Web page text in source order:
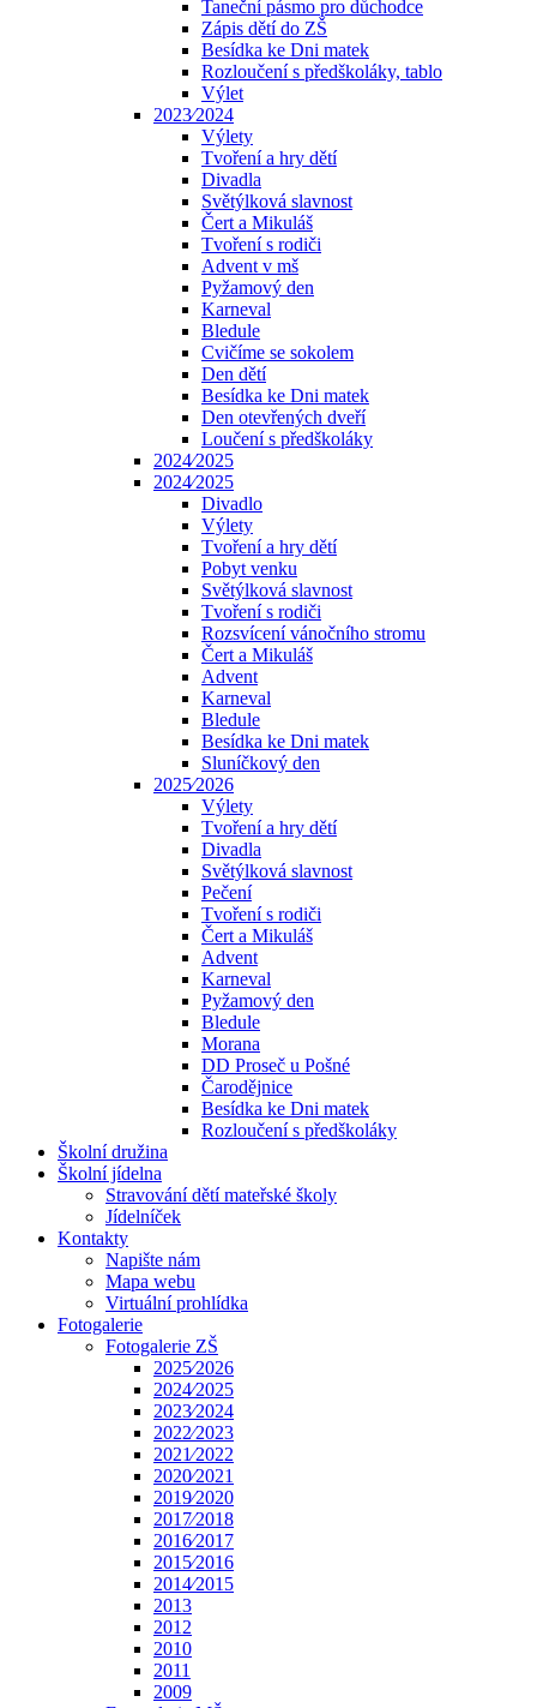
Taneční pásmo pro důchodce
Zápis dětí do ZŠ
Besídka ke Dni matek
Rozloučení s předškoláky, tablo
Výlet
2023⁄2024
Výlety
Tvoření a hry dětí
Divadla
Světýlková slavnost
Čert a Mikuláš
Tvoření s rodiči
Advent v mš
Pyžamový den
Karneval
Bledule
Cvičíme se sokolem
Den dětí
Besídka ke Dni matek
Den otevřených dveří
Loučení s předškoláky
2024⁄2025
2024⁄2025
Divadlo
Výlety
Tvoření a hry dětí
Pobyt venku
Světýlková slavnost
Tvoření s rodiči
Rozsvícení vánočního stromu
Čert a Mikuláš
Advent
Karneval
Bledule
Besídka ke Dni matek
Sluníčkový den
2025⁄2026
Výlety
Tvoření a hry dětí
Divadla
Světýlková slavnost
Pečení
Tvoření s rodiči
Čert a Mikuláš
Advent
Karneval
Pyžamový den
Bledule
Morana
DD Proseč u Pošné
Čarodějnice
Besídka ke Dni matek
Rozloučení s předškoláky
Školní družina
Školní jídelna
Stravování dětí mateřské školy
Jídelníček
Kontakty
Napište nám
Mapa webu
Virtuální prohlídka
Fotogalerie
Fotogalerie ZŠ
2025⁄2026
2024⁄2025
2023⁄2024
2022⁄2023
2021⁄2022
2020⁄2021
2019⁄2020
2017⁄2018
2016⁄2017
2015⁄2016
2014⁄2015
2013
2012
2010
2011
2009